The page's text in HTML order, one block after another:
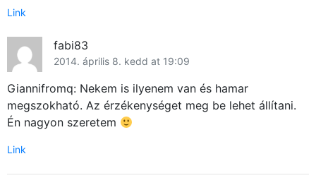
Link
fabi83
2014. április 8. kedd at 19:09
Giannifromq: Nekem is ilyenem van és hamar
megszokható. Az érzékenységet meg be lehet állítani.
Én nagyon szeretem
Link